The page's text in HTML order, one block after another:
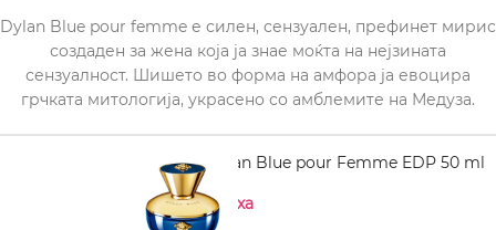
Dylan Blue pour femme е силен, сензуален, префинет мирис
создаден за жена која ја знае моќта на нејзината
сензуалност. Шишето во форма на амфора ја евоцира
грчката митологија, украсено со амблемите на Медуза.
VERSACE Dylan Blue pour Femme EDP 50 ml
Нема на залиха